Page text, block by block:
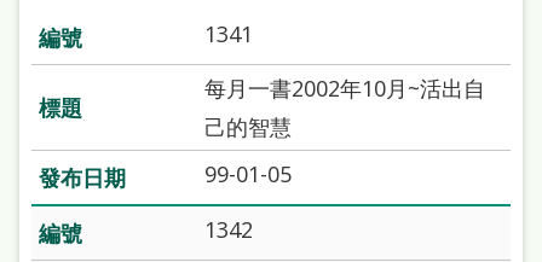
加
入
圖
網
站
導
1341
每月一書2002年10月~活出自
己的智慧
99-01-05
1342